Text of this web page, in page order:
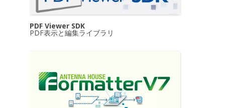
PDF Viewer SDK
PDF表示と編集ライブラリ